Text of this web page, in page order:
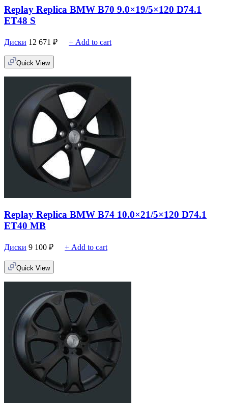
Replay Replica BMW B70 9.0×19/5×120 D74.1
ET48 S
Диски 12 671 ₽ + Add to cart
Quick View
Replay Replica BMW B74 10.0×21/5×120 D74.1
ET40 MB
Диски 9 100 ₽ + Add to cart
Quick View